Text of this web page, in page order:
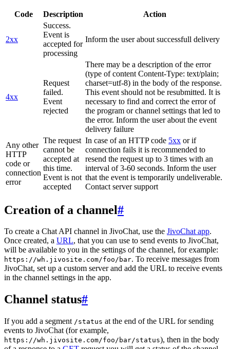
Code Description Action
2xx
Success.
Event is
accepted for
processing
Inform the user about successfull delivery
4xx
Request
failed.
Event
rejected
There may be a description of the error
(type of content Content-Type: text/plain;
charset=utf-8) in the body of the response.
This event should not be resubmitted. It is
necessary to find and correct the error of
the program or channel settings that led to
the error. Inform the user about the event
delivery failure
Any other
HTTP
code or
connection
error
The request
cannot be
accepted at
this time.
Event is not
accepted
In case of an HTTP code 5xx or if
connection fails it is recommended to
resend the request up to 3 times with an
interval of 3-60 seconds. Inform the user
that the event is temporarily undeliverable.
Contact server support
Creation of a channel#
To create a Chat API channel in JivoChat, use the JivoChat app.
Once created, a URL, that you can use to send events to JivoChat,
will be available to you in the settings of the channel, for example:
https://wh.jivosite.com/foo/bar. To receive messages from
JivoChat, set up a custom server and add the URL to receive events
in the channel settings in the app.
Channel status#
If you add a segment /status at the end of the URL for sending
events to JivoChat (for example,
https://wh.jivosite.com/foo/bar/status), then in the body